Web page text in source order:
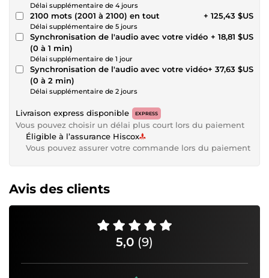
Délai supplémentaire de 4 jours
2100 mots (2001 à 2100) en tout
Délai supplémentaire de 5 jours
+ 125,43 $US
Synchronisation de l'audio avec votre vidéo
(0 à 1 min)
Délai supplémentaire de 1 jour
+ 18,81 $US
Synchronisation de l'audio avec votre vidéo
(0 à 2 min)
Délai supplémentaire de 2 jours
+ 37,63 $US
Livraison express disponible EXPRESS
Vous pouvez choisir un délai plus court lors du paiement
Éligible à l’assurance Hiscox
Vous pouvez assurer votre commande lors du paiement
Avis des clients
5,0 (9)